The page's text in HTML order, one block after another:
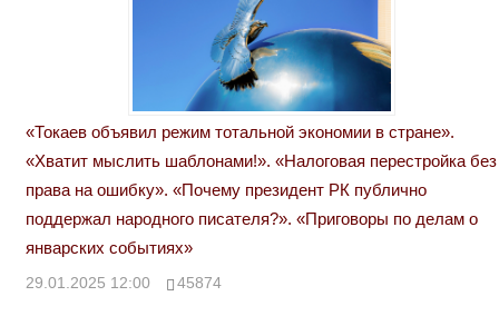
«Токаев объявил режим тотальной экономии в стране».
«Хватит мыслить шаблонами!». «Налоговая перестройка без
права на ошибку». «Почему президент РК публично
поддержал народного писателя?». «Приговоры по делам о
январских событиях»
29.01.2025 12:00 45874